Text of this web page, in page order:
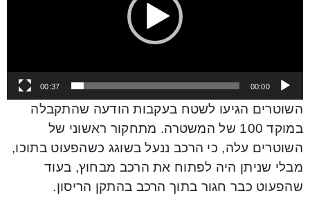
00:00
00:37
השוטרים הגיעו לשטח בעקבות הודעה שהתקבלה
במוקד 100 של המשטרה. מתחקור ראשוני של
השוטרים עלה, כי הרכב ננעל בשוגג כשהפעוט בתוכו,
מבלי שניתן היה לפתוח את הרכב מבחוץ, בעוד
שהפעוט כבר חגור בתוך הרכב בהתקן הריסון.